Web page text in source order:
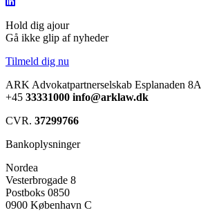
Hold dig ajour
Gå ikke glip af nyheder
Tilmeld dig nu
ARK Advokatpartnerselskab Esplanaden 8A
+45 33331000 info@arklaw.dk
CVR. 37299766
Bankoplysninger
Nordea
Vesterbrogade 8
Postboks 0850
0900 København C